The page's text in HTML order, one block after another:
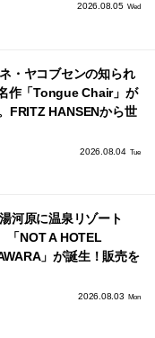
2026.08.05 Wed
・ヤコブセンの知られ
作「Tongue Chair」が
FRITZ HANSENから世
2026.08.04 Tue
河原に温泉リゾート
「NOT A HOTEL
」が誕生！販売を
2026.08.03 Mon